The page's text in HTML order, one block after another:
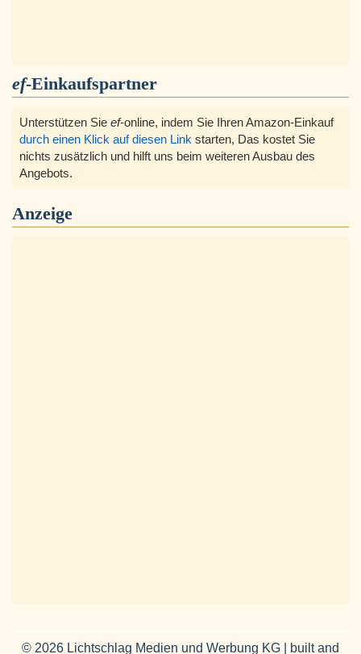
ef-Einkaufspartner
Unterstützen Sie ef-online, indem Sie Ihren Amazon-Einkauf
durch einen Klick auf diesen Link starten, Das kostet Sie
nichts zusätzlich und hilft uns beim weiteren Ausbau des
Angebots.
Anzeige
© 2026 Lichtschlag Medien und Werbung KG | built and